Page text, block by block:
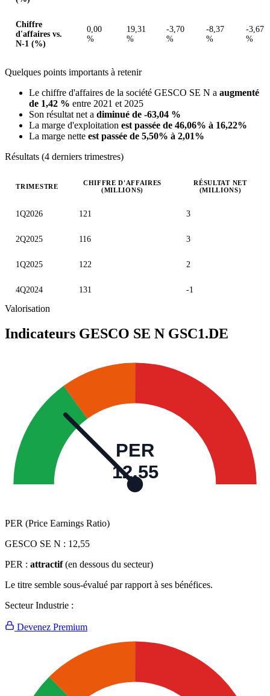
Chiffre
d'affaires vs.
N-1 (%)
0,00
%
19,31
%
-3,70
%
-8,37
%
-3,67
%
Quelques points importants à retenir
Le chiffre d'affaires de la société GESCO SE N a augmenté
de 1,42 % entre 2021 et 2025
Son résultat net a diminué de -63,04 %
La marge d'exploitation est passée de 46,06% à 16,22%
La marge nette est passée de 5,50% à 2,01%
Résultats (4 derniers trimestres)
TRIMESTRE
CHIFFRE D'AFFAIRES
(MILLIONS)
RÉSULTAT NET
(MILLIONS)
1Q2026 121 3
2Q2025 116 3
1Q2025 122 2
4Q2024 131 -1
Valorisation
Indicateurs GESCO SE N GSC1.DE
PER
12,55
PER (Price Earnings Ratio)
GESCO SE N : 12,55
PER : attractif (en dessous du secteur)
Le titre semble sous-évalué par rapport à ses bénéfices.
Secteur Industrie :
Devenez Premium